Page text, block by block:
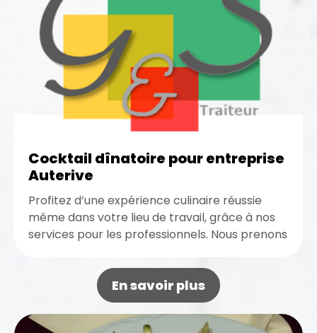
Cocktail dînatoire pour entreprise
Auterive
Profitez d’une expérience culinaire réussie
même dans votre lieu de travail, grâce à nos
services pour les professionnels. Nous prenons
En savoir plus